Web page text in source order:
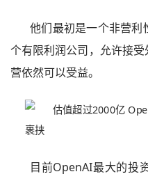
他们最初是一个非营利
个有限利润公司，允许接
营依然可以受益。
目前OpenAI最大的投